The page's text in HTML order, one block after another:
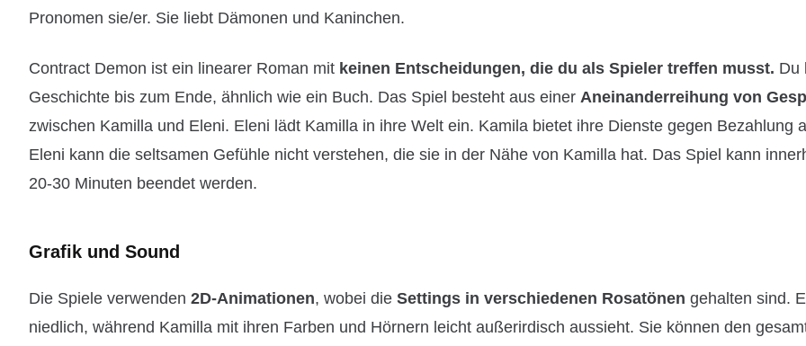
Pronomen sie/er. Sie liebt Dämonen und Kaninchen.
Contract Demon ist ein linearer Roman mit keinen Entscheidungen, die du als Spieler treffen musst. Du
Geschichte bis zum Ende, ähnlich wie ein Buch. Das Spiel besteht aus einer Aneinanderreihung von
zwischen Kamilla und Eleni. Eleni lädt Kamilla in ihre Welt ein. Kamila bietet ihre Dienste gegen Bezahlung
Eleni kann die seltsamen Gefühle nicht verstehen, die sie in der Nähe von Kamilla hat. Das Spiel kann
20-30 Minuten beendet werden.
Grafik und Sound
Die Spiele verwenden 2D-Animationen, wobei die Settings in verschiedenen Rosatönen gehalten sind.
niedlich, während Kamilla mit ihren Farben und Hörnern leicht außerirdisch aussieht. Sie können den